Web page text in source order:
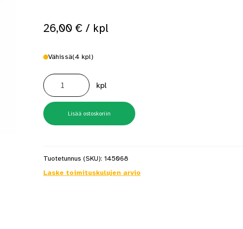
puupinnat taas siisteiksi
26,00 € / kpl
Vähissä(4 kpl)
C4
KE2
Eritasolista
40mm
Kulta-
anodisoitu
määrä
kpl
Lisää ostoskoriin
Tuotetunnus (SKU): 145068
Laske toimituskulujen arvio